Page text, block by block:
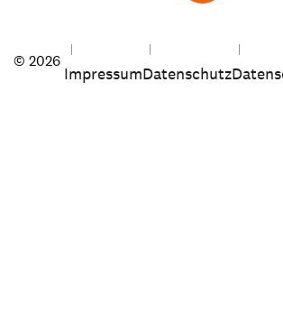
© 2026
ImpressumDatenschutz